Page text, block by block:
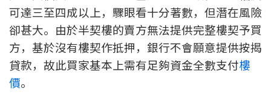
印花稅計算
免費物業估價
下載中心
可達三至四成以上，驟眼看十分著數，但潛在風險
卻甚大。由於半契樓的賣方無法提供完整樓契予買
方，基於沒有樓契作抵押，銀行不會願意提供按揭
貸款，故此買家基本上需有足夠資金全數支付樓
價。